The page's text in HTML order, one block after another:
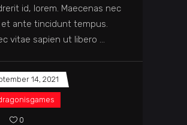
id, lorem. Maecenas nec
et ante tincidunt tempus.
vitae sapien ut libero
14, 2021
0